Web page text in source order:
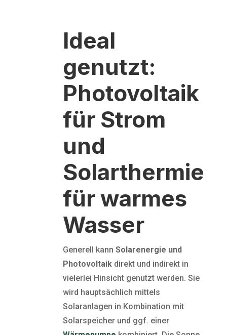
Ideal
genutzt:
Photovoltaik
für Strom
und
Solarthermie
für warmes
Wasser
Generell kannSolarenergie und
Photovoltaik direkt und indirekt in
vielerlei Hinsicht genutzt werden. Sie
wird hauptsächlich mittels
Solaranlagen in Kombination mit
Solarspeicher und ggf. einer